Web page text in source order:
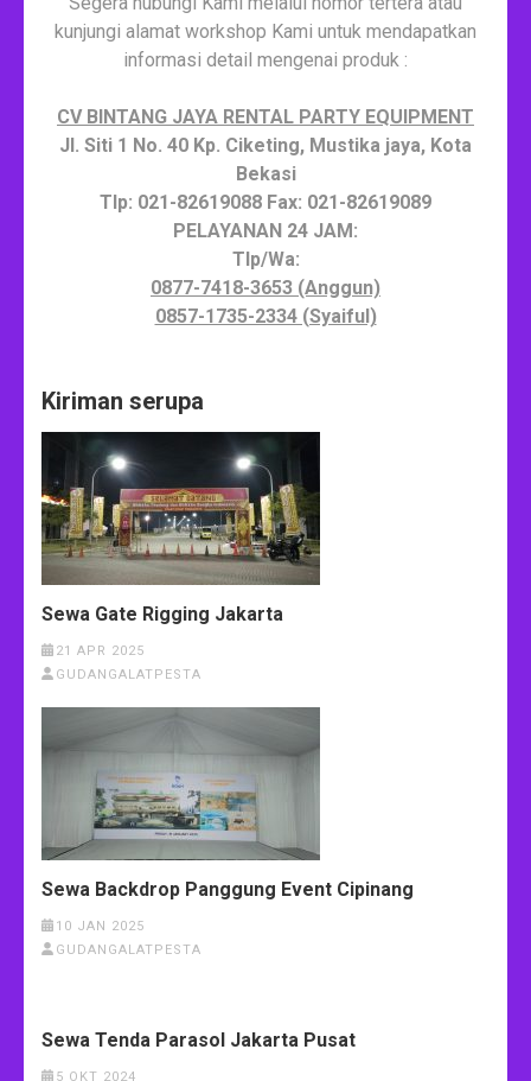
kunjungi alamat workshop Kami untuk mendapatkan
informasi detail mengenai produk :
CV BINTANG JAYA RENTAL PARTY EQUIPMENT
Jl. Siti 1 No. 40 Kp. Ciketing, Mustika jaya, Kota
Bekasi
Tlp: 021-82619088 Fax: 021-82619089
PELAYANAN 24 JAM:
Tlp/Wa:
0877-7418-3653 (Anggun)
0857-1735-2334 (Syaiful)
Kiriman serupa
Sewa Gate Rigging Jakarta
21 APR 2025
GUDANGALATPESTA
Sewa Backdrop Panggung Event Cipinang
10 JAN 2025
GUDANGALATPESTA
Sewa Tenda Parasol Jakarta Pusat
5 OKT 2024